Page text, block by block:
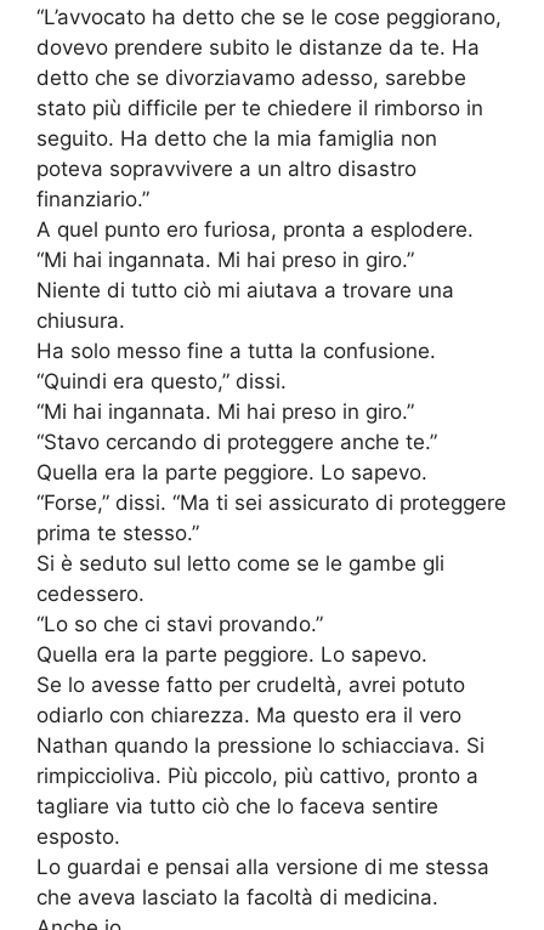
“L’avvocato ha detto che se le cose peggiorano,
dovevo prendere subito le distanze da te. Ha
detto che se divorziavamo adesso, sarebbe
stato più difficile per te chiedere il rimborso in
seguito. Ha detto che la mia famiglia non
poteva sopravvivere a un altro disastro
finanziario.”
A quel punto ero furiosa, pronta a esplodere.
“Mi hai ingannata. Mi hai preso in giro.”
Niente di tutto ciò mi aiutava a trovare una
chiusura.
Ha solo messo fine a tutta la confusione.
“Quindi era questo,” dissi.
“Mi hai ingannata. Mi hai preso in giro.”
“Stavo cercando di proteggere anche te.”
Quella era la parte peggiore. Lo sapevo.
“Forse,” dissi. “Ma ti sei assicurato di proteggere
prima te stesso.”
Si è seduto sul letto come se le gambe gli
cedessero.
“Lo so che ci stavi provando.”
Quella era la parte peggiore. Lo sapevo.
Se lo avesse fatto per crudeltà, avrei potuto
odiarlo con chiarezza. Ma questo era il vero
Nathan quando la pressione lo schiacciava. Si
rimpiccioliva. Più piccolo, più cattivo, pronto a
tagliare via tutto ciò che lo faceva sentire
esposto.
Lo guardai e pensai alla versione di me stessa
che aveva lasciato la facoltà di medicina.